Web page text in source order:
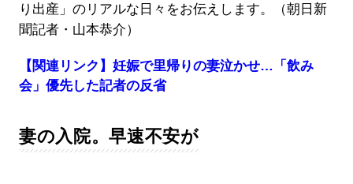
り出産」のリアルな日々をお伝えします。（朝日新
聞記者・山本恭介）
【関連リンク】妊娠で里帰りの妻泣かせ…「飲み
会」優先した記者の反省
妻の入院。早速不安が